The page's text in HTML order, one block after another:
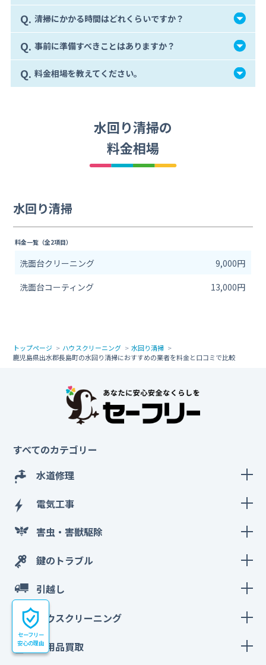
Q. 清掃にかかる時間はどれくらいですか？
Q. 事前に準備すべきことはありますか？
Q. 料金相場を教えてください。
水回り清掃の
料金相場
水回り清掃
料金一覧（全2項目）
洗面台クリーニング
9,000円
洗面台コーティング
13,000円
トップページ ハウスクリーニング
水回り清掃
鹿児島県出水郡長島町の水回り清掃におすすめの業者を料金と口コミで比較
セーフリー
安心の理由
すべてのカテゴリー
水道修理
電気工事
害虫・害獣駆除
鍵のトラブル
引越し
ハウスクリーニング
不用品買取